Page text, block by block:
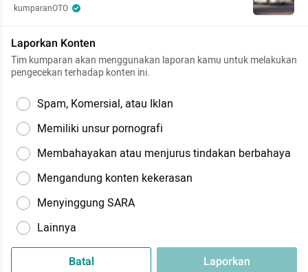
kumparanOTO
Laporkan Konten
Tim kumparan akan menggunakan laporan kamu untuk melakukan
pengecekan terhadap konten ini.
Spam, Komersial, atau Iklan
Memiliki unsur pornografi
Membahayakan atau menjurus tindakan berbahaya
Mengandung konten kekerasan
Menyinggung SARA
Lainnya
Batal Laporkan